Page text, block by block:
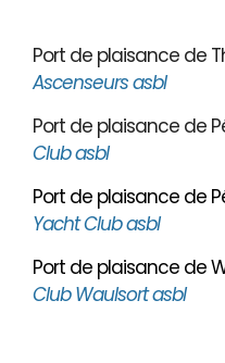
Port de plaisance de
Ascenseurs asbl
Port de plaisance de
Club asbl
Port de plaisance de
Yacht Club asbl
Port de plaisance de
Club Waulsort asbl